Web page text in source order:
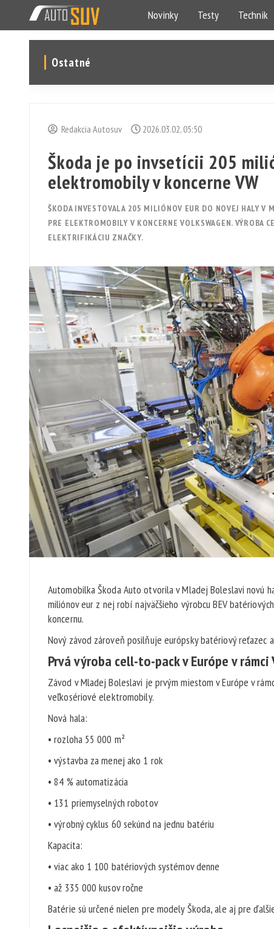
Novinky Testy Technik
Ostatné
Redakcia Autosuv 2026.03.02, 05:50
Škoda je po invsetícii 205
elektromobily v koncerne VW
ŠKODA INVESTOVALA 205 MILIÓNOV EUR DO NOVEJ HALY V
PRE ELEKTROMOBILY V KONCERNE VOLKSWAGEN. VÝROBA
ELEKTRIFIKÁCIU ZNAČKY.
Automobilka Škoda Auto otvorila v Mladej Boleslavi novú
miliónov eur z nej robí najväčšieho výrobcu BEV
koncernu.
Nový závod zároveň posilňuje európsky batériový reťazec
Prvá výroba cell-to-pack v Európe v rámci
Závod v Mladej Boleslavi je prvým miestom v Európe v
veľkosériové elektromobily.
Nová hala:
• rozloha 55 000 m²
• výstavba za menej ako 1 rok
• 84 % automatizácia
• 131 priemyselných robotov
• výrobný cyklus 60 sekúnd na jednu batériu
Kapacita:
• viac ako 1 100 batériových systémov denne
• až 335 000 kusov ročne
Batérie sú určené nielen pre modely Škoda, ale aj pre